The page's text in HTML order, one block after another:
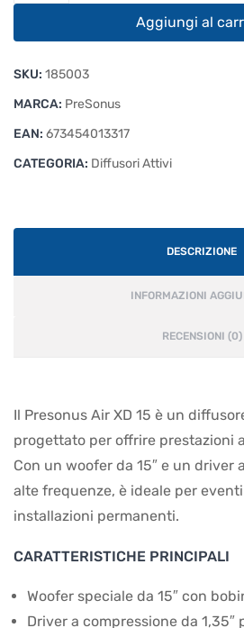
15
Aggiungi al
SKU: 185003
MARCA: PreSonus
EAN: 673454013317
CATEGORIA: Diffusori Attivi
DESCRIZIONE
INFORMAZIONI
RECENSIONI (0)
Il Presonus Air XD 15 è un
progettato per offrire prestazioni
Con un woofer da 15″ e un driver
alte frequenze, è ideale per
installazioni permanenti.
CARATTERISTICHE PRINCIPALI
Woofer speciale da 15″ con
Driver a compressione da